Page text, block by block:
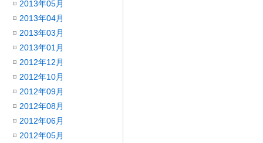
2013年05月
2013年04月
2013年03月
2013年01月
2012年12月
2012年10月
2012年09月
2012年08月
2012年06月
2012年05月